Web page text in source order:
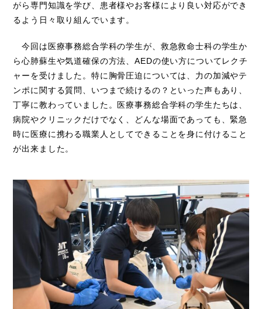
がら専門知識を学び、患者様やお客様により良い対応ができ
るよう日々取り組んでいます。
今回は医療事務総合学科の学生が、救急救命士科の学生か
ら心肺蘇生や気道確保の方法、AEDの使い方についてレクチ
ャーを受けました。特に胸骨圧迫については、力の加減やテ
ンポに関する質問、いつまで続けるの？といった声もあり、
丁寧に教わっていました。医療事務総合学科の学生たちは、
病院やクリニックだけでなく、どんな場面であっても、緊急
時に医療に携わる職業人としてできることを身に付けること
が出来ました。